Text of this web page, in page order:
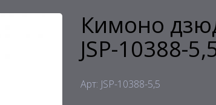
Кимоно
JSP-10388-
Арт: JSP-10388-5,5